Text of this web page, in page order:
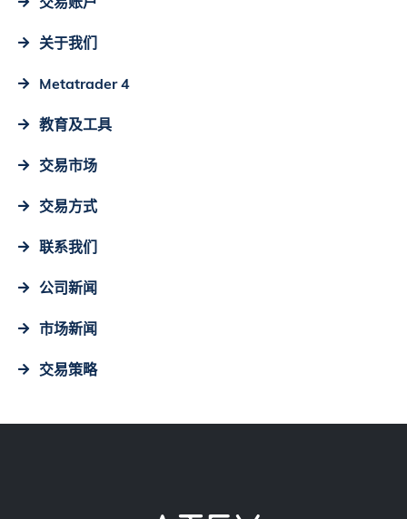
关于我们
Metatrader 4
教育及工具
交易市场
交易方式
联系我们
公司新闻
市场新闻
交易策略